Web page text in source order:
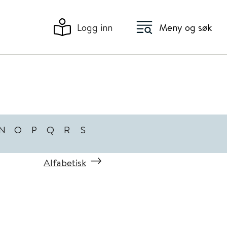
Logg inn Meny og søk
O P Q R S
Alfabetisk